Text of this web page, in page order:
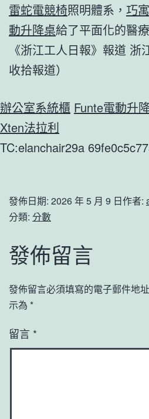
雷蛇電競椅照明體系， 巧
動升降桌給了平面化的醫
《浙江工人日報》報道
收拾報道）
辦公室系統櫃 Funte電動升
Xten法拉利
TC:elanchair29a
發佈日期: 2026 年 5 月 9 日作者:
分類: 分數
發佈留言
發佈留言必須填寫的電子郵件地
示為 *
留言 *